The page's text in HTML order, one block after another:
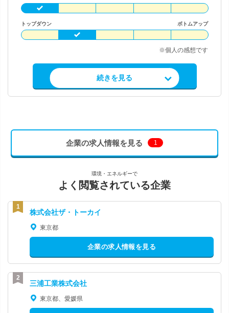
トップダウン ボトムアップ
※個人の感想です
求人情報を見る
続きを見る
企業の求人情報を見る 1
環境・エネルギーで
よく閲覧されている企業
株式会社ザ・トーカイ
東京都
企業の求人情報を見る
三浦工業株式会社
東京都、愛媛県